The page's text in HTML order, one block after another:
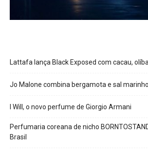
Lattafa lança Black Exposed com cacau,
Jo Malone combina bergamota e sal
I Will, o novo perfume de Giorgio Armani
Perfumaria coreana de nicho
Brasil